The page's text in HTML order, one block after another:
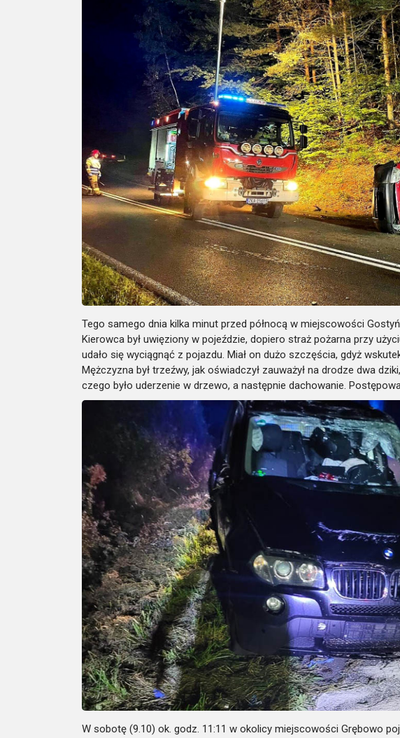
Tego samego dnia kilka minut przed północą w miejscowości
Kierowca był uwięziony w pojeździe, dopiero straż pożarna przy
udało się wyciągnąć z pojazdu. Miał on dużo szczęścia, gdyż
Mężczyzna był trzeźwy, jak oświadczył zauważył na drodze dwa
czego było uderzenie w drzewo, a następnie dachowanie.
W sobotę (9.10) ok. godz. 11:11 w okolicy miejscowości Grębowo